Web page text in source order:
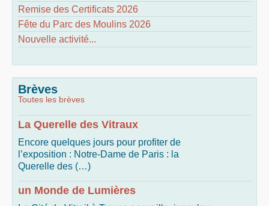
Remise des Certificats 2026
Fête du Parc des Moulins 2026
Nouvelle activité...
Brèves
Toutes les brèves
La Querelle des Vitraux
Encore quelques jours pour profiter de
l’exposition : Notre-Dame de Paris : la
Querelle des (…)
un Monde de Lumières